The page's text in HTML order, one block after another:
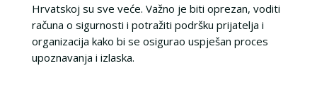
Hrvatskoj su sve veće. Važno je biti oprezan, voditi
računa o sigurnosti i potražiti podršku prijatelja i
organizacija kako bi se osigurao uspješan proces
upoznavanja i izlaska.